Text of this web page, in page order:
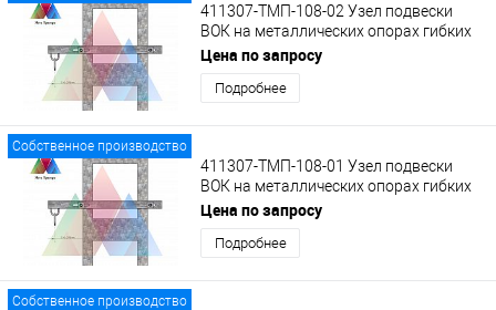
411307-ТМП-108-02 Узел подвески
ВОК на металлических опорах гибких
поперечин на укороченном
кронштейне с кольцом
Цена по запросу
Подробнее
Собственное производство
411307-ТМП-108-01 Узел подвески
ВОК на металлических опорах гибких
поперечин на укороченном
кронштейне с кольцом
Цена по запросу
Подробнее
Собственное производство